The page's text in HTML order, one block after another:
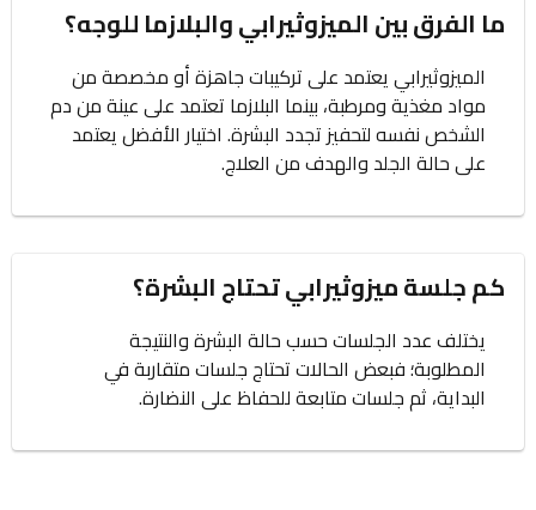
ما الفرق بين الميزوثيرابي والبلازما للوجه؟
الميزوثيرابي يعتمد على تركيبات جاهزة أو مخصصة من
مواد مغذية ومرطبة، بينما البلازما تعتمد على عينة من دم
الشخص نفسه لتحفيز تجدد البشرة. اختيار الأفضل يعتمد
على حالة الجلد والهدف من العلاج.
كم جلسة ميزوثيرابي تحتاج البشرة؟
يختلف عدد الجلسات حسب حالة البشرة والنتيجة
المطلوبة؛ فبعض الحالات تحتاج جلسات متقاربة في
البداية، ثم جلسات متابعة للحفاظ على النضارة.